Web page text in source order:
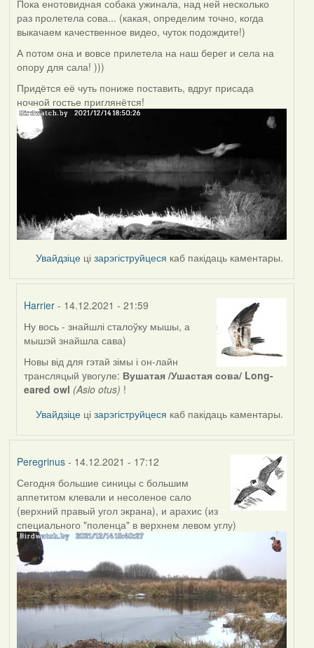
Пока енотовидная собака ужинала, над ней несколько
раз пролетела сова... (какая, определим точно, когда
выкачаем качественное видео, чуток подождите!)
А потом она и вовсе прилетела на наш берег и села на
опору для сала! )))
Придётся её чуть пониже поставить, вдруг присада
ночной гостье приглянётся!
Увайдзіце цізарэгіструйцеся каб пакідаць каментары.
Harrier - 14.12.2021 - 21:59
In
reply
to
by
Peregrinus
Ну вось - знайшлі сталоўку мышы, а
мышэй знайшла сава)
Новы від для гэтай зімы і он-лайн
трансляцый yвогуле: Вушатая /Ушастая сова/ Long-
eared owl (Asio otus) !
Увайдзіце цізарэгіструйцеся каб пакідаць каментары.
Peregrinus- 14.12.2021 - 17:12
Сегодня большие синицы с большим
аппетитом клевали и несоленое сало
(верхний правый угол экрана), и арахис (из
специального "поленца" в верхнем левом углу)